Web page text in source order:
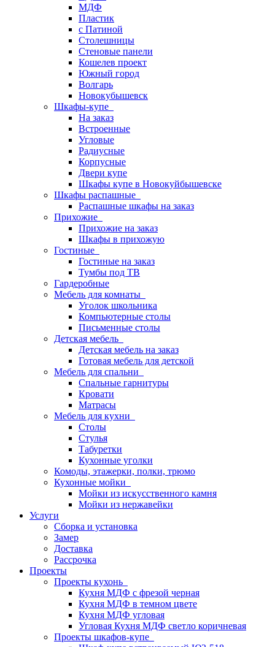
МДФ
Пластик
с Патиной
Столешницы
Стеновые панели
Кошелев проект
Южный город
Волгарь
Новокубышевск
Шкафы-купе
На заказ
Встроенные
Угловые
Радиусные
Корпусные
Двери купе
Шкафы купе в Новокуйбышевске
Шкафы распашные
Распашные шкафы на заказ
Прихожие
Прихожие на заказ
Шкафы в прихожую
Гостиные
Гостиные на заказ
Тумбы под ТВ
Гардеробные
Мебель для комнаты
Уголок школьника
Компьютерные столы
Письменные столы
Детская мебель
Детская мебель на заказ
Готовая мебель для детской
Мебель для спальни
Спальные гарнитуры
Кровати
Матрасы
Мебель для кухни
Столы
Стулья
Табуретки
Кухонные уголки
Комоды, этажерки, полки, трюмо
Кухонные мойки
Мойки из искусственного камня
Мойки из нержавейки
Услуги
Сборка и установка
Замер
Доставка
Рассрочка
Проекты
Проекты кухонь
Кухня МДФ с фрезой черная
Кухня МДФ в темном цвете
Кухня МДФ угловая
Угловая Кухня МДФ светло коричневая
Проекты шкафов-купе